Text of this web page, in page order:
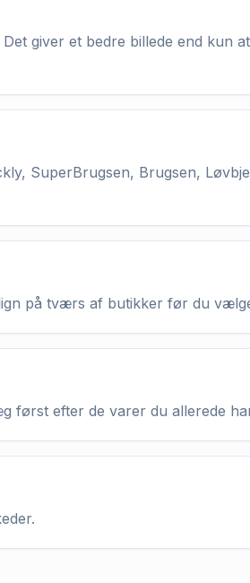
giver et bedre billede end kun
SuperBrugsen, Brugsen,
på tværs af butikker før du
først efter de varer du allerede